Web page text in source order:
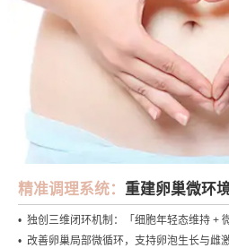
精准调理系统： 重建卵巢微环
• 独创三维闭环机制：「细胞年轻态维持 +
• 改善卵巢局部微循环，支持卵泡生长与雌